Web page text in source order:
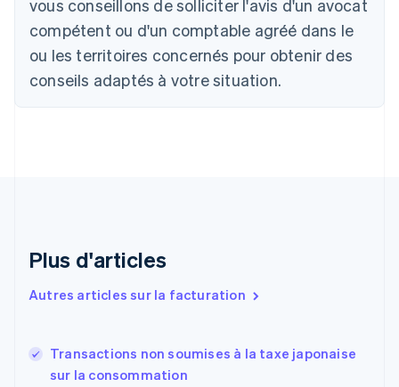
vous conseillons de solliciter l'avis d'un avocat
compétent ou d'un comptable agréé dans le
ou les territoires concernés pour obtenir des
conseils adaptés à votre situation.
Plus d'articles
Autres articles sur la facturation
Transactions non soumises à la taxe japonaise
sur la consommation
PortuguêsEnglish
Bulgarie
English
English Français
Chine continentale
English
Espagne
États-Unis
EnglishEspañol简体中文